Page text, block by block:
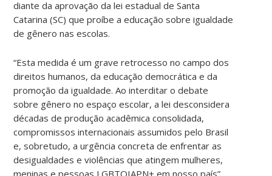
diante da aprovação da lei estadual de Santa
Catarina (SC) que proíbe a educação sobre igualdade
de gênero nas escolas.
“Esta medida é um grave retrocesso no campo dos
direitos humanos, da educação democrática e da
promoção da igualdade. Ao interditar o debate
sobre gênero no espaço escolar, a lei desconsidera
décadas de produção acadêmica consolidada,
compromissos internacionais assumidos pelo Brasil
e, sobretudo, a urgência concreta de enfrentar as
desigualdades e violências que atingem mulheres,
meninas e pessoas LGBTQIAPN+ em nosso país”,